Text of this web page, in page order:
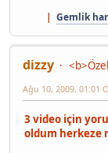
| Gemlik
dizzy
Ağu 10, 2009, 01:01
3 video için
oldum herkeze